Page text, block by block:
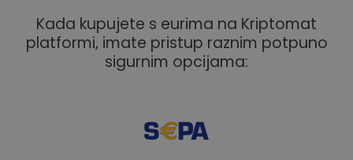
Kada kupujete s eurima na Kriptomat
platformi, imate pristup raznim potpuno
sigurnim opcijama: